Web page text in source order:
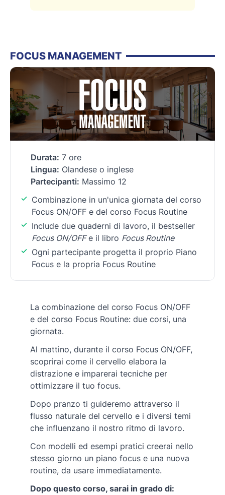
FOCUS MANAGEMENT
Durata: 7 ore
Lingua: Olandese o inglese
Partecipanti: Massimo 12
Combinazione in un'unica giornata del corso
Focus ON/OFF e del corso Focus Routine
Include due quaderni di lavoro, il bestseller
Focus ON/OFFe il libro Focus Routine
Ogni partecipante progetta il proprio Piano
Focus e la propria Focus Routine
La combinazione del corso Focus ON/OFF
e del corso Focus Routine: due corsi, una
giornata.
Al mattino, durante il corso Focus ON/OFF,
scoprirai come il cervello elabora la
distrazione e imparerai tecniche per
ottimizzare il tuo focus.
Dopo pranzo ti guideremo attraverso il
flusso naturale del cervello e i diversi temi
che influenzano il nostro ritmo di lavoro.
Con modelli ed esempi pratici creerai nello
stesso giorno un piano focus e una nuova
routine, da usare immediatamente.
Dopo questo corso, sarai in grado di: